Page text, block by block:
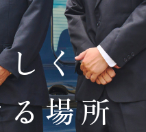
しく
る場所